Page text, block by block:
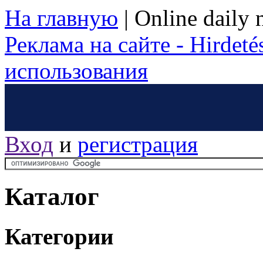
На главную | Online daily
Реклама на сайте -
использования
Вход и регистрация
Каталог
Категории